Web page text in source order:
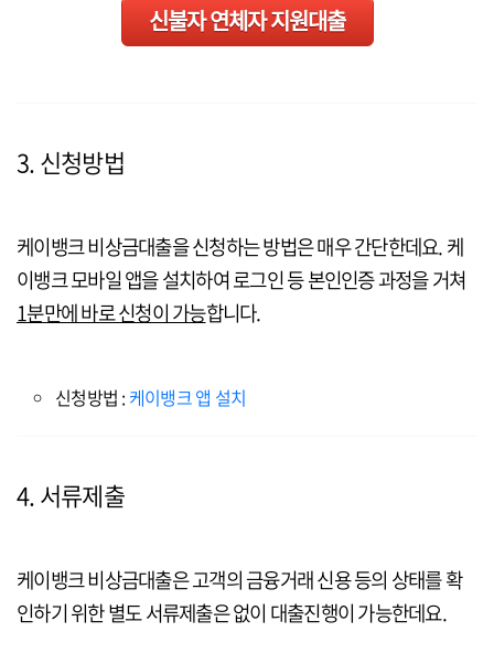
신불자 연체자 지원대출
3. 신청방법
케이뱅크 비상금대출을 신청하는 방법은 매우 간단한데요. 케
이뱅크 모바일 앱을 설치하여 로그인 등 본인인증 과정을 거쳐
1분만에 바로 신청이 가능합니다.
신청방법 : 케이뱅크 앱 설치
4. 서류제출
케이뱅크 비상금대출은 고객의 금융거래 신용 등의 상태를 확
인하기 위한 별도 서류제출은 없이 대출진행이 가능한데요.